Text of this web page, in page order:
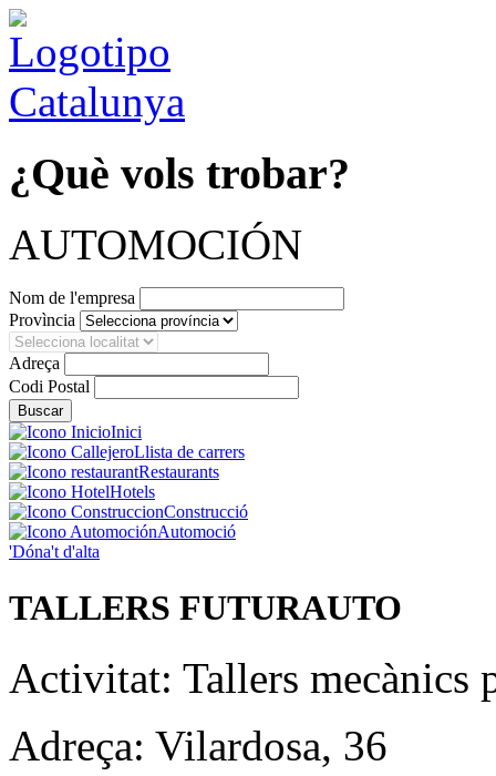
¿Què vols trobar?
AUTOMOCIÓN
Nom de l'empresa
Provìncia
Adreça
Codi Postal
Inici
Llista de carrers
Restaurants
Hotels
Construcció
Automoció
'Dóna't d'alta
TALLERS FUTURAUTO
Activitat: Tallers mecànics
Adreça: Vilardosa, 36